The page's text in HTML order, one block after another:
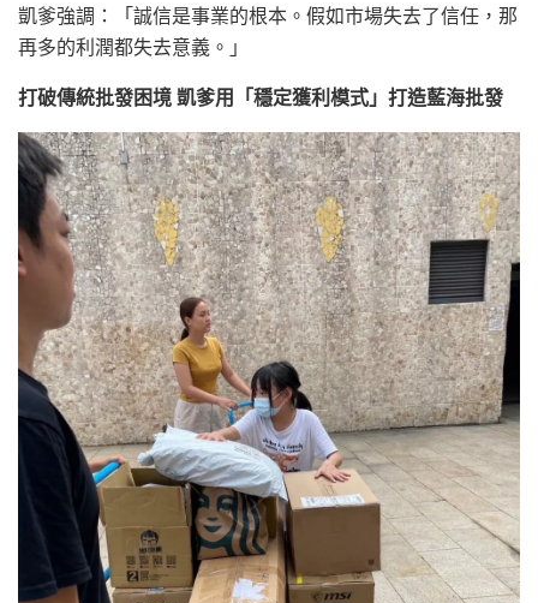
凱爹強調：「誠信是事業的根本。假如市場失去了信任，那
再多的利潤都失去意義。」
打破傳統批發困境 凱爹用「穩定獲利模式」打造藍海批發